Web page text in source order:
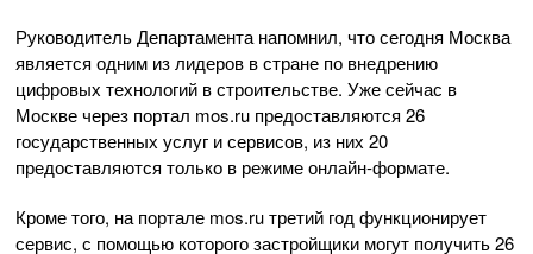
Руководитель Департамента напомнил, что сегодня Москва
является одним из лидеров в стране по внедрению
цифровых технологий в строительстве. Уже сейчас в
Москве через портал mos.ru предоставляются 26
государственных услуг и сервисов, из них 20
предоставляются только в режиме онлайн-формате.
Кроме того, на портале mos.ru третий год функционирует
сервис, с помощью которого застройщики могут получить 26